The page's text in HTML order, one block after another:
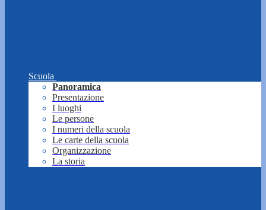
Scuola
Panoramica
Presentazione
I luoghi
Le persone
I numeri della scuola
Le carte della scuola
Organizzazione
La storia